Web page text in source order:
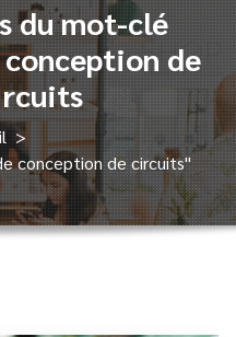
du mot-clé
de
>
conception de circuits"